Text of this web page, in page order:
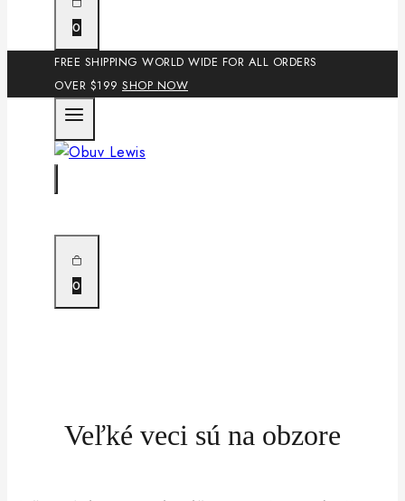
0
FREE SHIPPING WORLD WIDE FOR ALL ORDERS
OVER $199 SHOP NOW
0
Veľké veci sú na obzore